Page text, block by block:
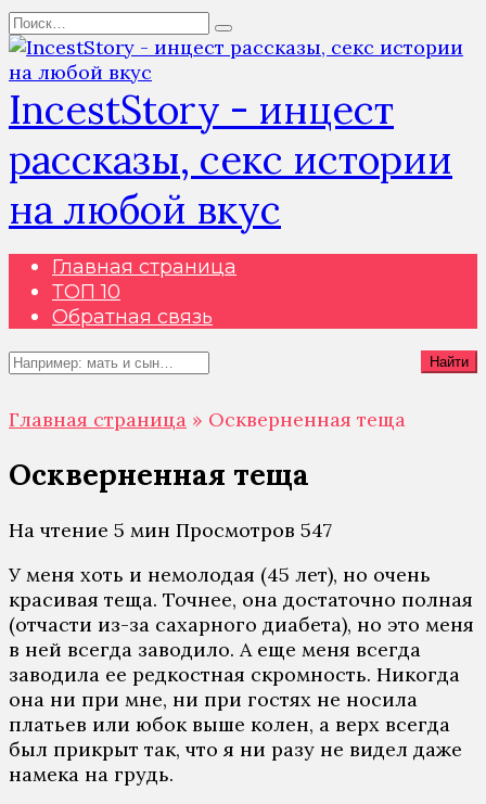
Перейти
к
содержанию
Search
for:
IncestStory - инцест
рассказы, секс истории
на любой вкус
Главная страница
ТОП 10
Обратная связь
Search
Найти
Главная страница » Оскверненная теща
Оскверненная теща
На чтение 5 мин Просмотров 547
У меня хоть и немолодая (45 лет), но очень
красивая теща. Точнее, она достаточно полная
(отчасти из-за сахарного диабета), но это меня
в ней всегда заводило. А еще меня всегда
заводила ее редкостная скромность. Никогда
она ни при мне, ни при гостях не носила
платьев или юбок выше колен, а верх всегда
был прикрыт так, что я ни разу не видел даже
намека на грудь.